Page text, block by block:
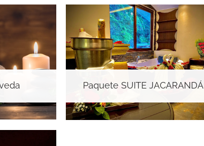
Paquete SUITE JACARANDÁ